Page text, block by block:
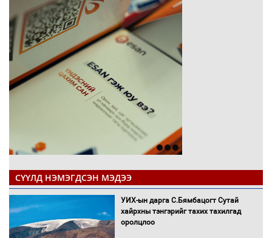
СҮҮЛД НЭМЭГДСЭН МЭДЭЭ
УИХ-ын дарга С.Бямбацогт Сутай
хайрхны тэнгэрийг тахих тахилгад
оролцлоо